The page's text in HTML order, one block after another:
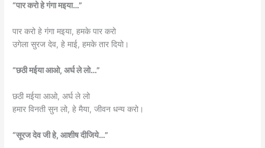
“पार करो हे गंगा मइया…”
पार करो हे गंगा मइया, हमके पार करो
उगेला सुरज देव, हे माई, हमके तार दियो।
“छठी मईया आओ, अर्घ ले लो…”
छठी मईया आओ, अर्घ ले लो
हमार विनती सुन लो, हे मैया, जीवन धन्य करो।
“सूरज देव जी हे, आशीष दीजिये…”